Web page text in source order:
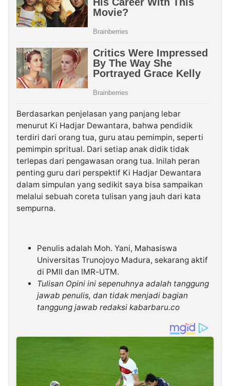
Berdasarkan penjelasan yang panjang lebar
menurut Ki Hadjar Dewantara, bahwa pendidik
terdiri dari orang tua, guru atau pemimpin, seperti
pemimpin spritual. Dari setiap anak didik tidak
terlepas dari pengawasan orang tua. Inilah peran
penting guru dari perspektif Ki Hadjar Dewantara
dalam simpulan yang sedikit saya bisa sampaikan
melalui sebuah coreta tulisan yang jauh dari kata
sempurna.
Penulis adalah Moh. Yani, Mahasiswa
Universitas Trunojoyo Madura, sekarang aktif
di PMII dan IMR-UTM.
Tulisan Opini ini sepenuhnya adalah tanggung
jawab penulis, dan tidak menjadi bagian
tanggung jawab redaksi kabarbaru.co